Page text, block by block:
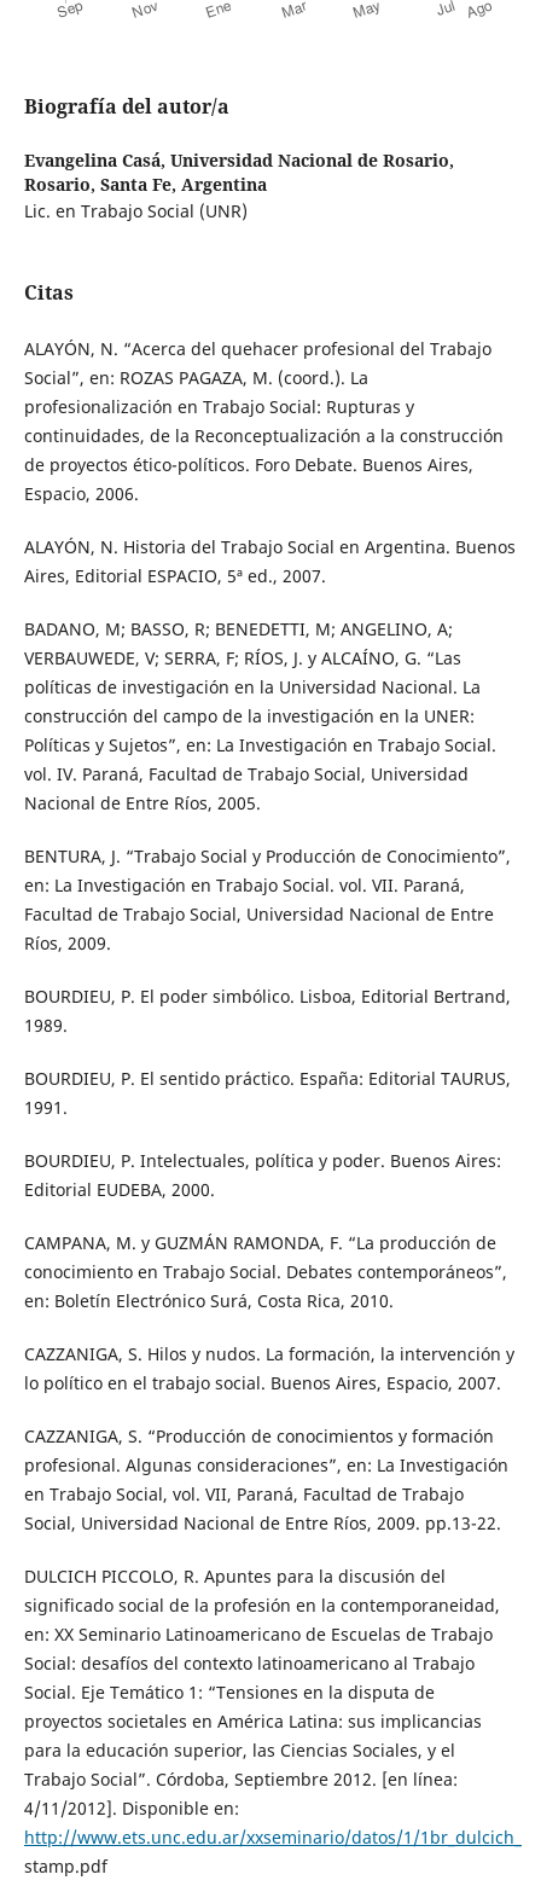
Biografía del autor/a
Evangelina Casá, Universidad Nacional de Rosario,
Rosario, Santa Fe, Argentina
Lic. en Trabajo Social (UNR)
Citas
ALAYÓN, N. “Acerca del quehacer profesional del Trabajo
Social”, en: ROZAS PAGAZA, M. (coord.). La
profesionalización en Trabajo Social: Rupturas y
continuidades, de la Reconceptualización a la construcción
de proyectos ético-políticos. Foro Debate. Buenos Aires,
Espacio, 2006.
ALAYÓN, N. Historia del Trabajo Social en Argentina. Buenos
Aires, Editorial ESPACIO, 5ª ed., 2007.
BADANO, M; BASSO, R; BENEDETTI, M; ANGELINO, A;
VERBAUWEDE, V; SERRA, F; RÍOS, J. y ALCAÍNO, G. “Las
políticas de investigación en la Universidad Nacional. La
construcción del campo de la investigación en la UNER:
Políticas y Sujetos”, en: La Investigación en Trabajo Social.
vol. IV. Paraná, Facultad de Trabajo Social, Universidad
Nacional de Entre Ríos, 2005.
BENTURA, J. “Trabajo Social y Producción de Conocimiento”,
en: La Investigación en Trabajo Social. vol. VII. Paraná,
Facultad de Trabajo Social, Universidad Nacional de Entre
Ríos, 2009.
BOURDIEU, P. El poder simbólico. Lisboa, Editorial Bertrand,
1989.
BOURDIEU, P. El sentido práctico. España: Editorial TAURUS,
1991.
BOURDIEU, P. Intelectuales, política y poder. Buenos Aires:
Editorial EUDEBA, 2000.
CAMPANA, M. y GUZMÁN RAMONDA, F. “La producción de
conocimiento en Trabajo Social. Debates contemporáneos”,
en: Boletín Electrónico Surá, Costa Rica, 2010.
CAZZANIGA, S. Hilos y nudos. La formación, la intervención y
lo político en el trabajo social. Buenos Aires, Espacio, 2007.
CAZZANIGA, S. “Producción de conocimientos y formación
profesional. Algunas consideraciones”, en: La Investigación
en Trabajo Social, vol. VII, Paraná, Facultad de Trabajo
Social, Universidad Nacional de Entre Ríos, 2009. pp.13-22.
DULCICH PICCOLO, R. Apuntes para la discusión del
significado social de la profesión en la contemporaneidad,
en: XX Seminario Latinoamericano de Escuelas de Trabajo
Social: desafíos del contexto latinoamericano al Trabajo
Social. Eje Temático 1: “Tensiones en la disputa de
proyectos societales en América Latina: sus implicancias
para la educación superior, las Ciencias Sociales, y el
Trabajo Social”. Córdoba, Septiembre 2012. [en línea:
4/11/2012]. Disponible en:
http://www.ets.unc.edu.ar/xxseminario/datos/1/1br_dulcich_
stamp.pdf